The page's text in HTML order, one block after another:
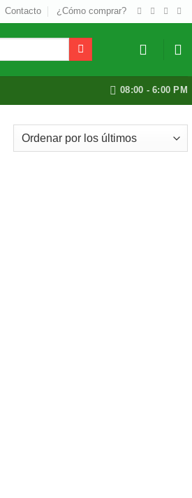
Contacto ¿Cómo comprar?
08:00 - 6:00 PM